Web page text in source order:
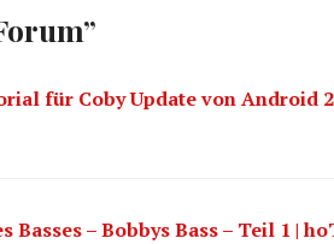
”
für Coby Update von Android
Basses – Bobbys Bass – Teil 1 |